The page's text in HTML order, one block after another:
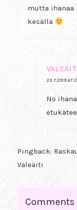
mutta ihanaa
kesällä
VALEÄITI
23.7.2019 AT
No
Pingback:
Valeäiti